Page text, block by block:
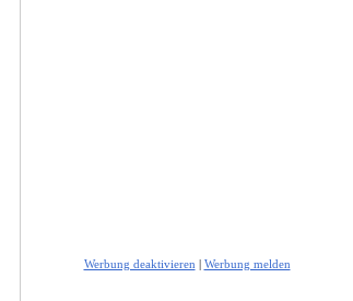
Werbung deaktivieren | Werbung melden